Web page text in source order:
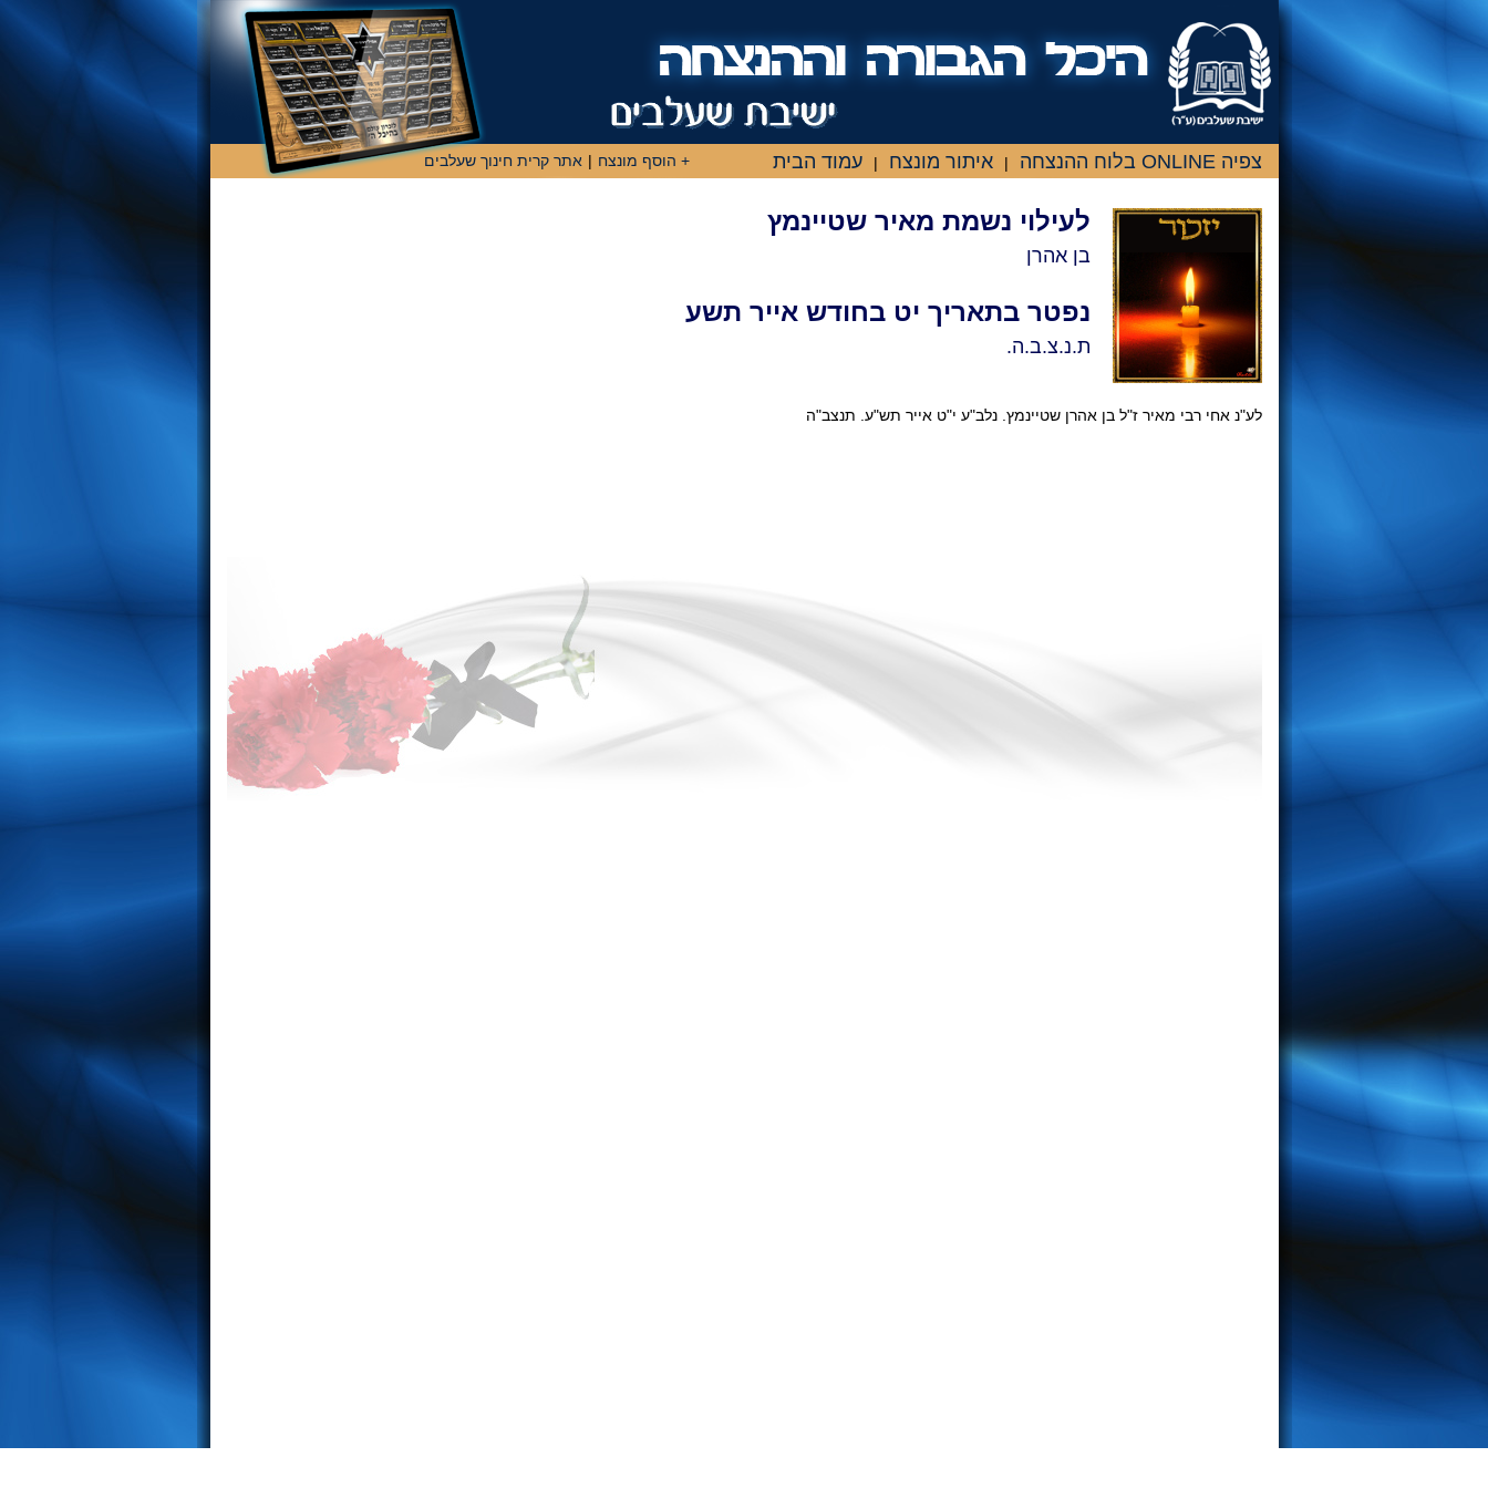
צפיה ONLINE בלוח ההנצחה | איתור מונצח | עמוד הבית + הוסף מונצח | אתר קרית חינוך שעלבים
לעילוי נשמת מאיר שטיינמץ
בן אהרן
נפטר בתאריך יט בחודש אייר תשע
ת.נ.צ.ב.ה.
לע"נ אחי רבי מאיר ז"ל בן אהרן שטיינמץ. נלב"ע י"ט אייר תש"ע. תנצב"ה